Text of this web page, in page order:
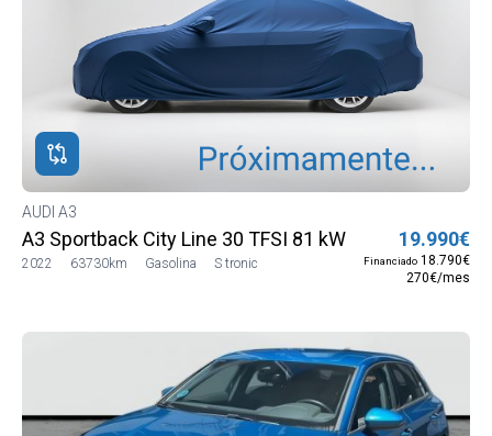
AUDI A3
A3 Sportback City Line 30 TFSI 81 kW (110 CV) S
2022 63730km Gasolina S tronic
19.990€
Financiado 18.790€
270€/mes